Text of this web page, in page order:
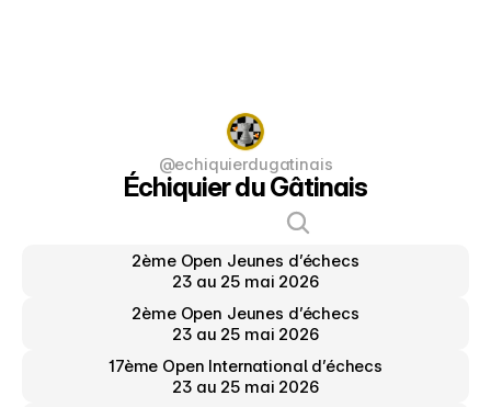
@echiquierdugatinais
Échiquier du Gâtinais
2ème Open Jeunes d’échecs
23 au 25 mai 2026
2ème Open Jeunes d’échecs
23 au 25 mai 2026
17ème Open International d’échecs
23 au 25 mai 2026